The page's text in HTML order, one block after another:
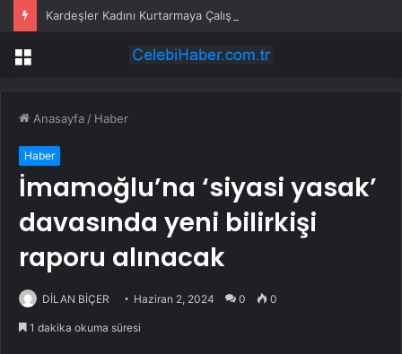
Kardeşler Kadını Kurtarmaya Çalışırken Bıçaklandı
Menü
Anasayfa / Haber
Haber
İmamoğlu’na ‘siyasi yasak’
davasında yeni bilirkişi
raporu alınacak
DİLAN BİÇER Haziran 2, 2024 0 0
1 dakika okuma süresi